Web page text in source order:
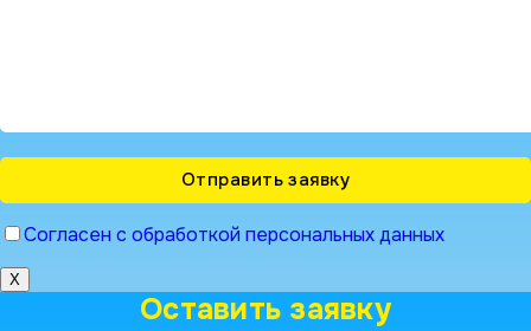
Согласен с обработкой персональных данных
X
Оставить заявку